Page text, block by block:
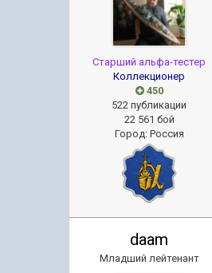
Старший альфа-тестер
Коллекционер
450
522 публикации
22 561 бой
Город: Россия
daam
Младший лейтенант